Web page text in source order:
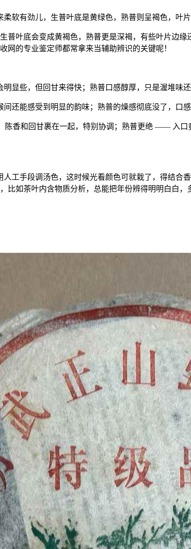
软有劲儿，生普叶底是黄绿色，熟普则呈褐色，叶片
叶底会变成黄褐色，熟普更是深褐，有些叶片边
的专业鉴定师都常拿来当辅助辨识的关键呢！
显些，但回甘来得快；熟普口感醇厚，只是渥堆味
还能感受到明显的韵味；熟普的燥感彻底没了，口
香和回甘裹在一起，特别协调；熟普更绝 —— 入
工手段调汤色，这时候光看颜色可就栽了，得结合
如茶叶内含物质分析，总能把年份辨得明明白白，